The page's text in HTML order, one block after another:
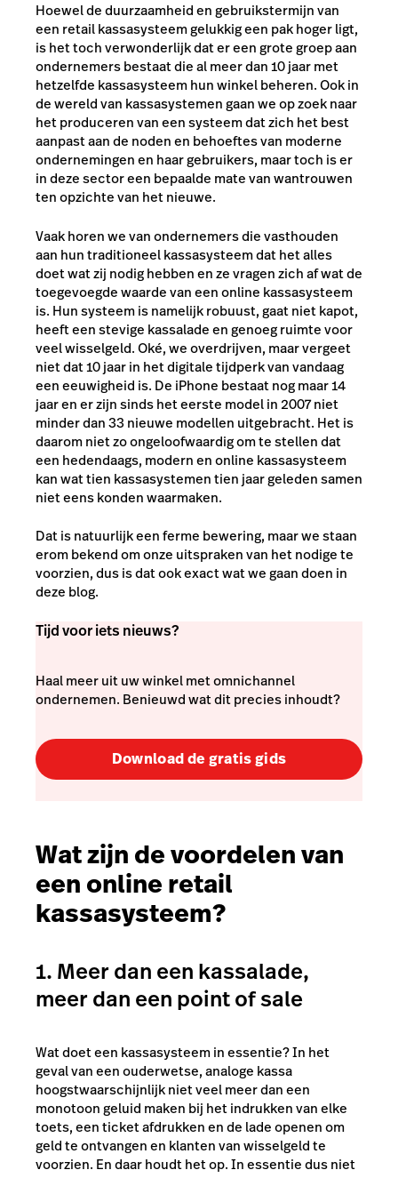
Hoewel de duurzaamheid en gebruikstermijn van
een retail kassasysteem gelukkig een pakhoger ligt,
is het toch verwonderlijk dat er een grote groep aan
ondernemers bestaat die al meer dan 10 jaar met
hetzelfde kassasysteem hun winkel beheren. Ook in
de wereld van kassasystemen gaan we op zoek naar
het produceren van een systeem dat zich het best
aanpast aan de noden en behoeftes van moderne
ondernemingen en haar gebruikers, maar toch is er
in deze sector een bepaalde mate van wantrouwen
ten opzichte van het nieuwe.
Vaak horen we van ondernemers die vasthouden
aan hun traditioneel kassasysteem dat het alles
doet wat zij nodig hebben en ze vragen zich af wat de
toegevoegde waarde van een online kassasysteem
is. Hun systeem is namelijk robuust, gaat niet kapot,
heeft een stevige kassalade en genoeg ruimte voor
veel wisselgeld. Oké, we overdrijven, maar vergeet
niet dat 10 jaar in het digitale tijdperk van vandaag
een eeuwigheid is. De iPhone bestaat nog maar 14
jaar en er zijn sinds het eerste model in 2007 niet
minder dan 33 nieuwe modellen uitgebracht. Het is
daarom niet zo ongeloofwaardig om te stellen dat
een hedendaags, modern en online kassasysteem
kan wat tien kassasystemen tien jaar geleden samen
niet eens konden waarmaken.
Dat is natuurlijk een ferme bewering, maar we staan
erom bekend om onze uitspraken van het nodige te
voorzien, dus is dat ook exact wat we gaan doen in
deze blog.
Tijd voor iets nieuws?
Haal meer uit uw winkel met omnichannel
ondernemen. Benieuwd wat dit precies inhoudt?
Download de gratis gids
Wat zijn de voordelen van
een online retail
kassasysteem?
1. Meer dan een kassalade,
meer dan een point of sale
Wat doet een kassasysteem in essentie? In het
geval van een ouderwetse, analoge kassa
hoogstwaarschijnlijk niet veel meer dan een
monotoon geluid maken bij het indrukken van elke
toets, een ticket afdrukken en de lade openen om
geld te ontvangen en klanten van wisselgeld te
voorzien. En daar houdt het op. In essentie dus niet